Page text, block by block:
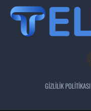
GIZLILIK POLITIKASI